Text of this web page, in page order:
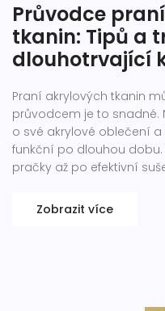
Průvodce
tkanin: Tipů a
dlouhotrvající
Praní akrylových tkanin
průvodcem je to snadné.
o své akrylové oblečení a
funkční po dlouhou
pračky až po efektivní
Zobrazit více